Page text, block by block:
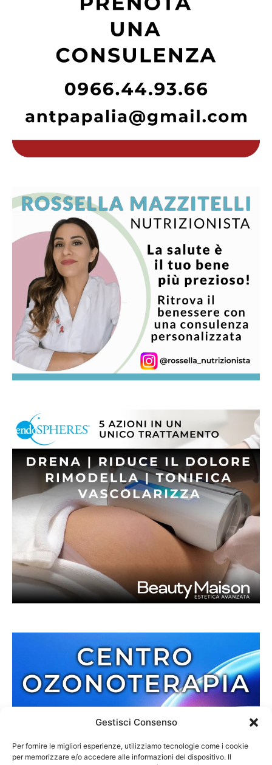
Gestisci Consenso
Per fornire le migliori esperienze, utilizziamo tecnologie come i cookie
per memorizzare e/o accedere alle informazioni del dispositivo. Il